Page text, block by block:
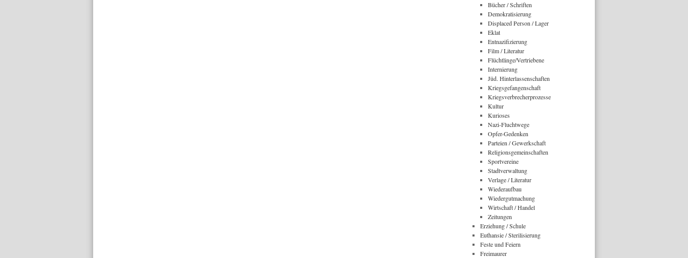
Bücher / Schriften
Demokratisierung
Displaced Person / Lager
Eklat
Entnazifizierung
Film / Literatur
Flüchtlinge/Vertriebene
Internierung
Jüd. Hinterlassenschaften
Kriegsgefangenschaft
Kriegsverbrecherprozesse
Kultur
Kurioses
Nazi-Fluchtwege
Opfer-Gedenken
Parteien / Gewerkschaft
Religionsgemeinschaften
Sportvereine
Stadtverwaltung
Verlage / Literatur
Wiederaufbau
Wiedergutmachung
Wirtschaft / Handel
Zeitungen
Erziehung / Schule
Euthansie / Sterilisierung
Feste und Feiern
Freimaurer